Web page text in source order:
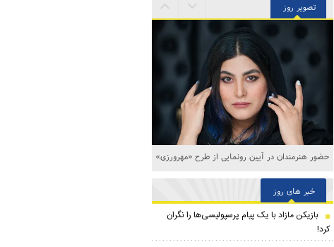
تصویر روز
حاشیه‌های خاکسپاری اکبر عبدی در قطعه هنرمندان
خبر های روز
بازیکن مازاد با یک پیام پرسپولیسی‌ها را نگران
کرد!